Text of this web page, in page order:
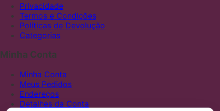
Privacidade
Termos e Condições
Políticas de Devolução
Categorias
Minha Conta
Minha Conta
Meus Pedidos
Endereços
Detalhes da Conta